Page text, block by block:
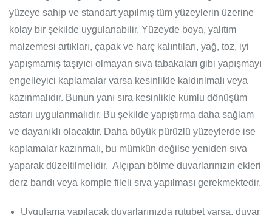
yüzeye sahip ve standart yapılmış tüm yüzeylerin üzerine
kolay bir şekilde uygulanabilir. Yüzeyde boya, yalıtım
malzemesi artıkları, çapak ve harç kalıntıları, yağ, toz, iyi
yapışmamış taşıyıcı olmayan sıva tabakaları gibi yapışmayı
engelleyici kaplamalar varsa kesinlikle kaldırılmalı veya
kazınmalıdır. Bunun yanı sıra kesinlikle kumlu dönüşüm
astarı uygulanmalıdır. Bu şekilde yapıştırma daha sağlam
ve dayanıklı olacaktır. Daha büyük pürüzlü yüzeylerde ise
kaplamalar kazınmalı, bu mümkün değilse yeniden sıva
yaparak düzeltilmelidir. Alçıpan bölme duvarlarınızın ekleri
derz bandı veya komple fileli sıva yapılması gerekmektedir.
Uygulama yapılacak duvarlarınızda rutubet varsa, duvar